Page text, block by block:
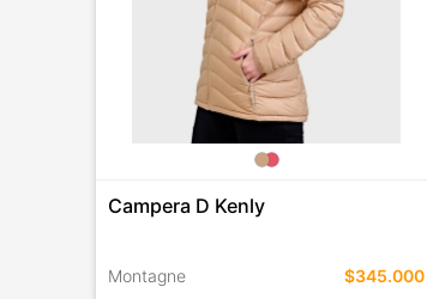
Campera D Kenly
Montagne $345.000